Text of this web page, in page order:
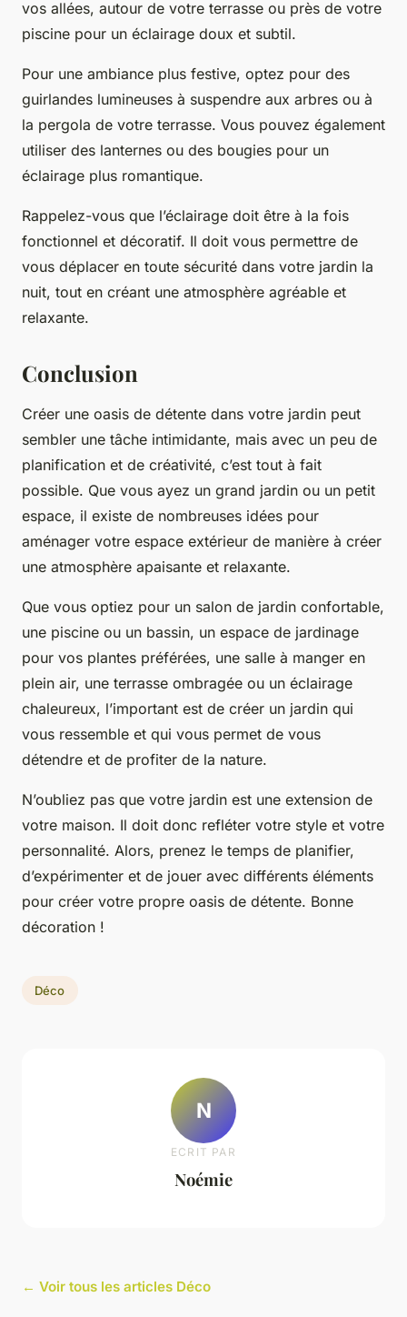
vos allées, autour de votre terrasse ou près de votre
piscine pour un éclairage doux et subtil.
Pour une ambiance plus festive, optez pour des
guirlandes lumineuses à suspendre aux arbres ou à
la pergola de votre terrasse. Vous pouvez également
utiliser des lanternes ou des bougies pour un
éclairage plus romantique.
Rappelez-vous que l’éclairage doit être à la fois
fonctionnel et décoratif. Il doit vous permettre de
vous déplacer en toute sécurité dans votre jardin la
nuit, tout en créant une atmosphère agréable et
relaxante.
Conclusion
Créer une oasis de détente dans votre jardin peut
sembler une tâche intimidante, mais avec un peu de
planification et de créativité, c’est tout à fait
possible. Que vous ayez un grand jardin ou un petit
espace, il existe de nombreuses idées pour
aménager votre espace extérieur de manière à créer
une atmosphère apaisante et relaxante.
Que vous optiez pour un salon de jardin confortable,
une piscine ou un bassin, un espace de jardinage
pour vos plantes préférées, une salle à manger en
plein air, une terrasse ombragée ou un éclairage
chaleureux, l’important est de créer un jardin qui
vous ressemble et qui vous permet de vous
détendre et de profiter de la nature.
N’oubliez pas que votre jardin est une extension de
votre maison. Il doit donc refléter votre style et votre
personnalité. Alors, prenez le temps de planifier,
d’expérimenter et de jouer avec différents éléments
pour créer votre propre oasis de détente. Bonne
décoration !
Déco
N
ECRIT PAR
Noémie
← Voir tous les articles Déco